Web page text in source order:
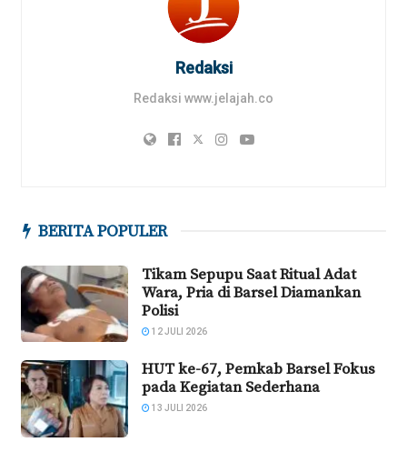
Redaksi
Redaksi www.jelajah.co
BERITA POPULER
Tikam Sepupu Saat Ritual Adat
Wara, Pria di Barsel Diamankan
Polisi
12 JULI 2026
HUT ke-67, Pemkab Barsel Fokus
pada Kegiatan Sederhana
13 JULI 2026